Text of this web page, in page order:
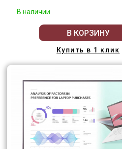
В наличии
В КОРЗИНУ
Купить в 1 клик